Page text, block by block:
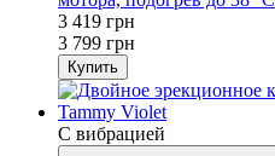
3 419 грн
3 799 грн
Купить
С вибрацией